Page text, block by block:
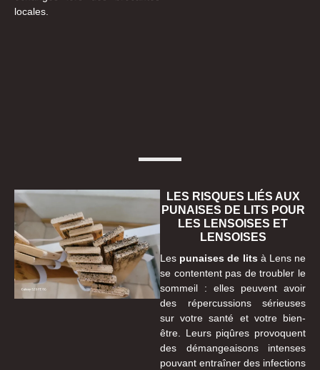
locales.
LES RISQUES LIÉS AUX
PUNAISES DE LITS POUR
LES LENSOISES ET
LENSOISES
Les punaises de litsà Lens ne
se contentent pas de troubler le
sommeil : elles peuvent avoir
des répercussions sérieuses
sur votre santé et votre bien-
être. Leurs piqûres provoquent
des démangeaisons intenses
pouvant entraîner des infections